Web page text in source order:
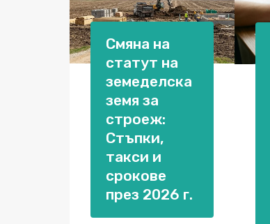
Смяна на
статут на
земеделска
земя за
строеж:
Стъпки,
такси и
срокове
през 2026 г.